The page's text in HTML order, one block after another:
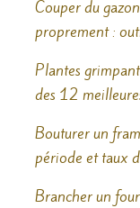
Couper du
proprement :
Plantes
des 12
Bouturer un
période et taux
Brancher un